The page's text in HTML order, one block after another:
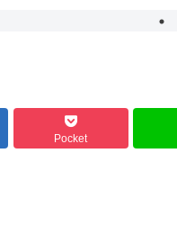
は美味しいのか！値段も
Pocket